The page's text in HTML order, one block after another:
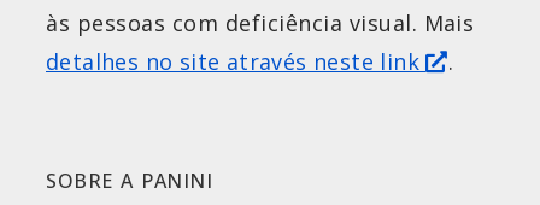
às pessoas com deficiência visual. Mais
detalhes no site através neste link .
SOBRE A PANINI